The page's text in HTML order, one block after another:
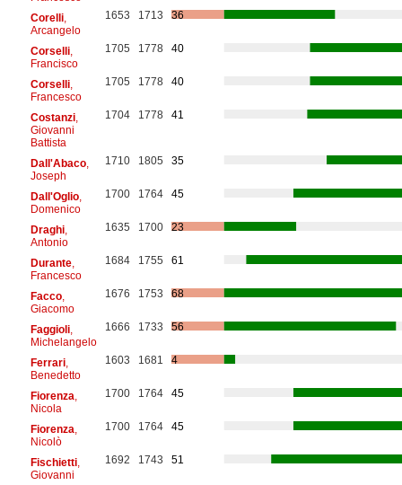
Corelli,
Arcangelo
1653 1713 36
Corselli,
Francisco
1705 1778 40
Corselli,
Francesco
1705 1778 40
Costanzi,
Giovanni
Battista
1704 1778 41
Dall'Abaco,
Joseph
1710 1805 35
Dall'Oglio,
Domenico
1700 1764 45
Draghi,
Antonio
1635 1700 23
Durante,
Francesco
1684 1755 61
Facco,
Giacomo
1676 1753 68
Faggioli,
Michelangelo
1666 1733 56
Ferrari,
Benedetto
1603 1681 4
Fiorenza
Nicola
1700 1764 45
Fiorenza
Nicolò
1700 1764 45
Fischietti,
Giovanni
1692 1743 51